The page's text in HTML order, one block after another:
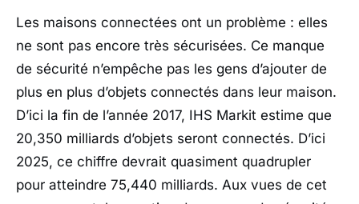
Les maisons connectées ont un problème : elles
ne sont pas encore très sécurisées. Ce manque
de sécurité n’empêche pas les gens d’ajouter de
plus en plus d’objets connectés dans leur maison.
D’ici la fin de l’année 2017, IHS Markit estime que
20,350 milliards d’objets seront connectés. D’ici
2025, ce chiffre devrait quasiment quadrupler
pour atteindre 75,440 milliards. Aux vues de cet